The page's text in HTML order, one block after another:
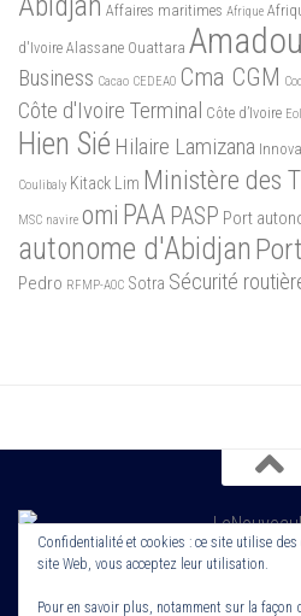
Affaires maritimes Afrique
d'Ivoire Alassane Ouattara
Business Cacao CEDEAO Cma CGM
Côte d'Ivoire Terminal Côte d’Ivoire
Hien Sié Hilaire Lamizana
Coulibaly Kitack Lim Ministère des
MSC navire omi PAA PASP Port
autonome d'Abidjan
Pedro RFMP-AOC Sotra Sécurité
Copyright 2022. Le Nouveau Navire.
Cornerstone
Confidentialité et cookies : ce site utilise
site Web, vous acceptez leur utilisation.
Pour en savoir plus, notamment sur la